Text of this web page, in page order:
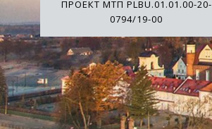
ПРОЕКТ МТП PLBU.01.01.00-20-
0794/19-00